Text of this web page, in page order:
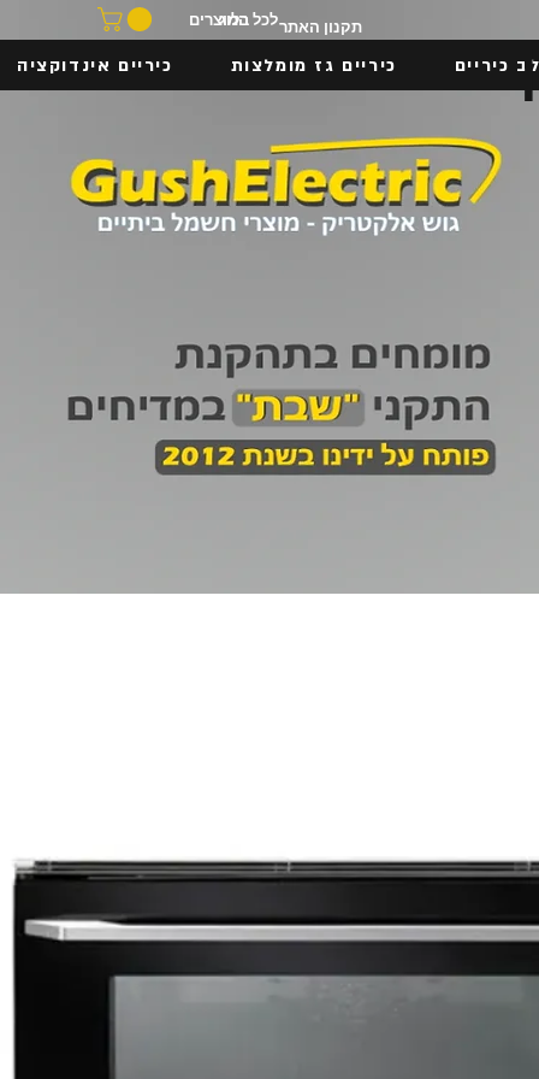
בלוג
לכל המוצרים
כיריים כיריים גז מומלצות כיריים אינדוקציה
תקנון האתר